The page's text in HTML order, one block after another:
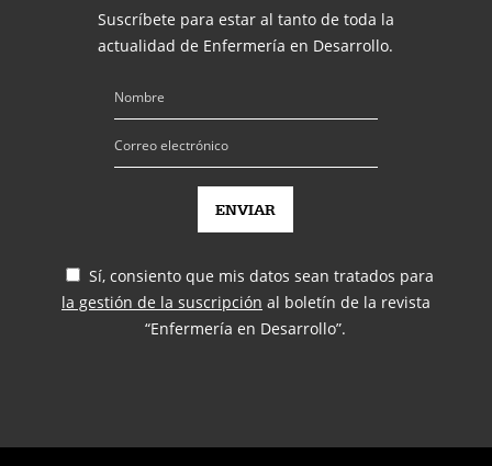
Suscríbete para estar al tanto de toda la
actualidad de Enfermería en Desarrollo.
Sí, consiento que mis datos sean tratados para
la gestión de la suscripción al boletín de la revista
“Enfermería en Desarrollo”.